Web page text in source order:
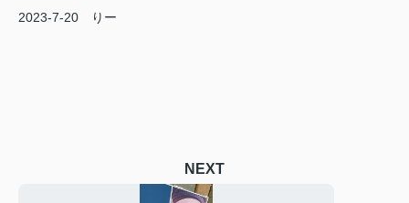
2023-7-20 りー
NEXT